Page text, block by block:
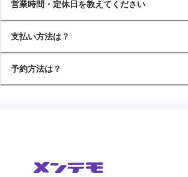
営業時間・定休日を教えてください
支払い方法は？
予約方法は？